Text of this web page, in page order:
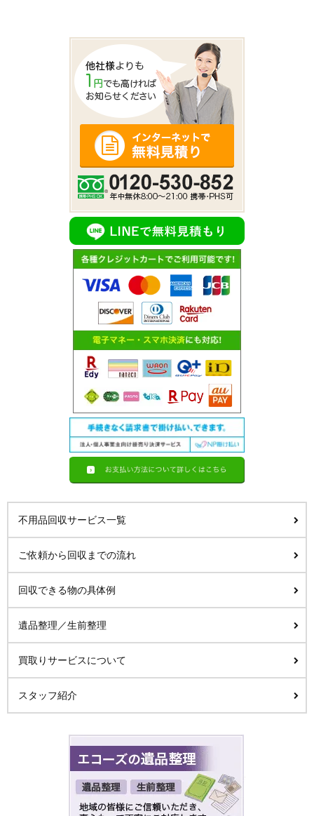
不用品回収サービス一覧
ご依頼から回収までの流れ
回収できる物の具体例
遺品整理／生前整理
買取りサービスについて
スタッフ紹介